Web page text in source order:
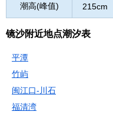
潮高(峰值) 215cm
镜沙附近地点潮汐表
平潭
竹屿
闽江口-川石
福清湾